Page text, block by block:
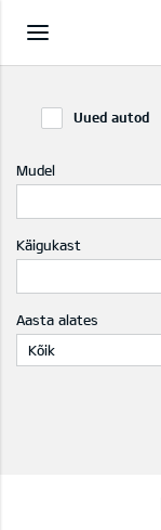
Uued autod
Mudel
Käigukast
Aasta alates
Kõik